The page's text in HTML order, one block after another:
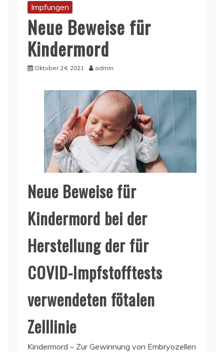
Impfungen
Neue Beweise für
Kindermord
Oktober 24, 2021 admin
Neue Beweise für
Kindermord bei der
Herstellung der für
COVID-Impfstofftests
verwendeten fötalen
Zelllinie
Kindermord – Zur Gewinnung von Embryozellen